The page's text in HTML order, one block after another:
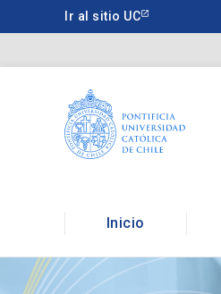
a
Ir al sitio UC
Inicio